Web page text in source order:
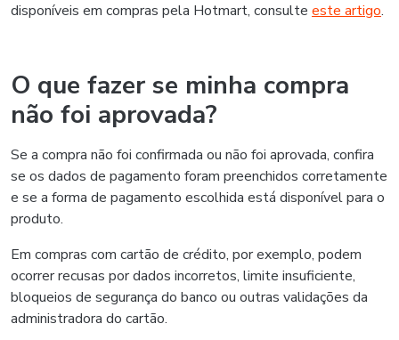
disponíveis em compras pela Hotmart, consulte este artigo.
O que fazer se minha compra
não foi aprovada?
Se a compra não foi confirmada ou não foi aprovada, confira
se os dados de pagamento foram preenchidos corretamente
e se a forma de pagamento escolhida está disponível para o
produto.
Em compras com cartão de crédito, por exemplo, podem
ocorrer recusas por dados incorretos, limite insuficiente,
bloqueios de segurança do banco ou outras validações da
administradora do cartão.